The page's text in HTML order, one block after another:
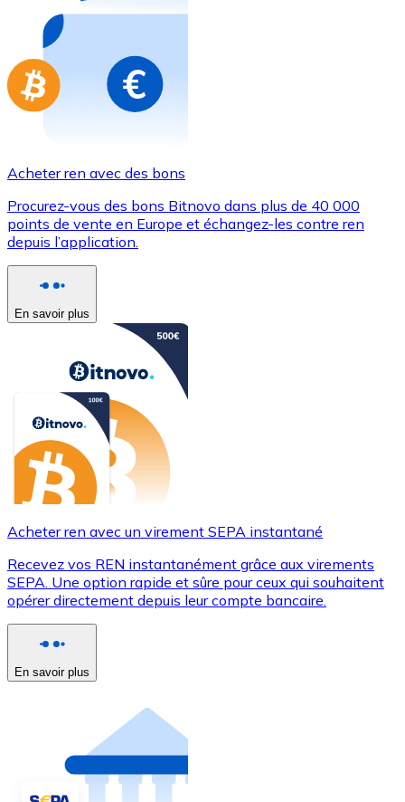
Achetez des cartes-cadeaux de vos marques
Aller à la boutique de cartes-cadeaux
Acheter ren avec des bons
Procurez-vous des bons Bitnovo dans plus de 40 000
points de vente en Europe et échangez-les contre ren
depuis l’application.
En savoir plus
Acheter ren avec un virement SEPA instantané
Recevez vos REN instantanément grâce aux virements
SEPA. Une option rapide et sûre pour ceux qui souhaitent
opérer directement depuis leur compte bancaire.
En savoir plus